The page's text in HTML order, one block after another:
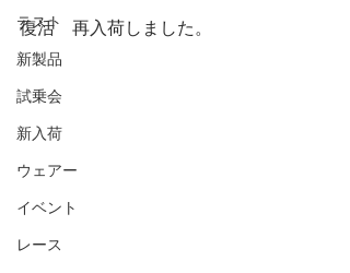
テスト
新製品
試乗会
新入荷
ウェアー
イベント
レース
復活　再入荷しました。